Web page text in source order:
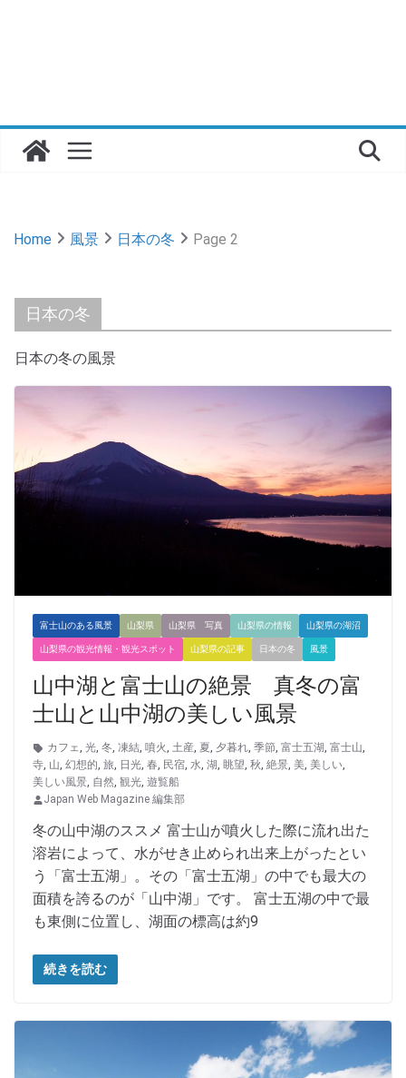
Home 風景 日本の冬 Page 2
日本の冬
日本の冬の風景
富士山のある風景 山梨県 山梨県 写真 山梨県の情報 山梨県の湖沼
山梨県の観光情報・観光スポット 山梨県の記事 日本の冬 風景
山中湖と富士山の絶景 真冬の富
士山と山中湖の美しい風景
カフェ, 光, 冬, 凍結, 噴火, 土産, 夏, 夕暮れ, 季節, 富士五湖, 富士山,
寺, 山, 幻想的, 旅, 日光, 春, 民宿, 水, 湖, 眺望, 秋, 絶景, 美, 美しい,
美しい風景, 自然, 観光, 遊覧船
Japan Web Magazine 編集部
冬の山中湖のススメ 富士山が噴火した際に流れ出た
溶岩によって、水がせき止められ出来上がったとい
う「富士五湖」。その「富士五湖」の中でも最大の
面積を誇るのが「山中湖」です。 富士五湖の中で最
も東側に位置し、湖面の標高は約9
続きを読む